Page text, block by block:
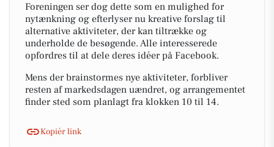
Foreningen ser dog dette som en mulighed for
nytænkning og efterlyser nu kreative forslag til
alternative aktiviteter, der kan tiltrække og
underholde de besøgende. Alle interesserede
opfordres til at dele deres idéer på Facebook.
Mens der brainstormes nye aktiviteter, forbliver
resten af markedsdagen uændret, og arrangementet
finder sted som planlagt fra klokken 10 til 14.
Kopiér link